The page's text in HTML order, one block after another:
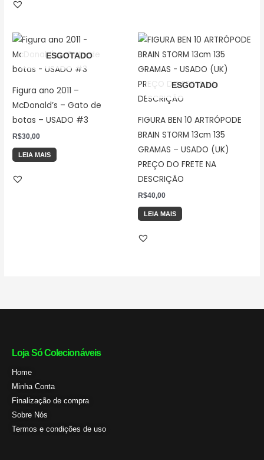
ESGOTADO
Figura ano 2011 –
McDonald’s – Gato de
botas – USADO #3
R$30,00
LEIA MAIS
ESGOTADO
FIGURA BEN 10 ARTRÓPODE
BRAIN STORM 13cm 135
GRAMAS – USADO (UK)
PREÇO DO FRETE NA
DESCRIÇÃO
R$40,00
LEIA MAIS
Loja Só Colecionáveis
Home
Minha Conta
Finalização de compra
Sobre Nós
Termos e condições de uso